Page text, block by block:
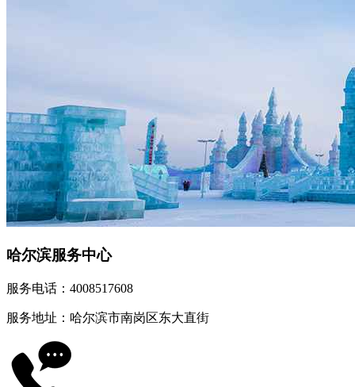
哈尔滨服务中心
服务电话：4008517608
服务地址：哈尔滨市南岗区东大直街